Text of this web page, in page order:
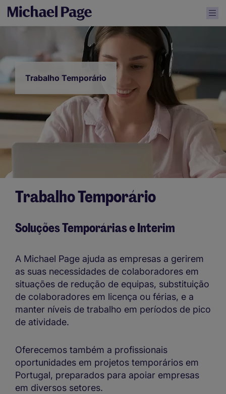
Trabalho Temporário
Trabalho Temporário
Soluções Temporárias e Interim
A Michael Page ajuda as empresas a gerirem
as suas necessidades de colaboradores em
situações de redução de equipas, substituição
de colaboradores em licença ou férias, e a
manter níveis de trabalho em períodos de pico
de atividade.
Oferecemos também a profissionais
oportunidades em projetos temporários em
Portugal, preparados para apoiar empresas
em diversos setores.